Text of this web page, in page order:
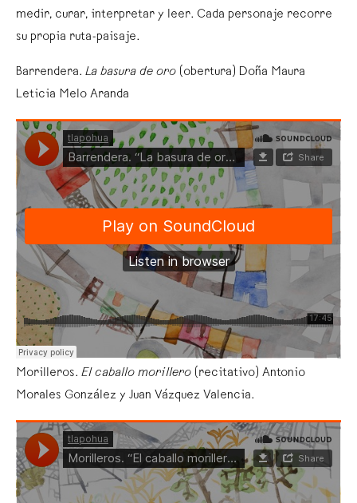
medir, curar, interpretar y leer. Cada personaje recorre
su propia ruta-paisaje.
Barrendera. La basura de oro (obertura) Doña Maura
Leticia Melo Aranda
Morilleros. El caballo morillero (recitativo) Antonio
Morales González y Juan Vázquez Valencia.